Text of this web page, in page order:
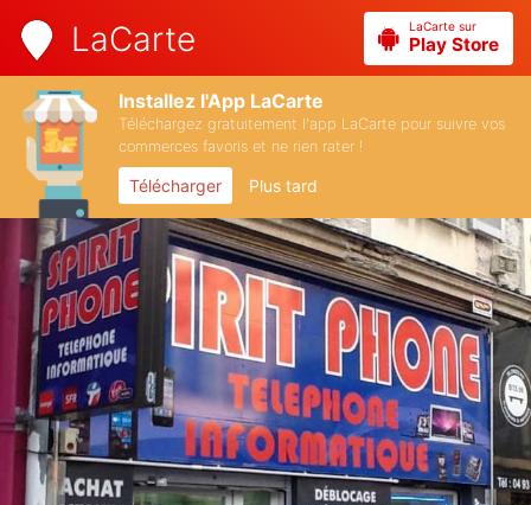
LaCarte LaCarte sur
Play Store
Installez l'App LaCarte
Téléchargez gratuitement l'app LaCarte pour suivre vos
commerces favoris et ne rien rater !
Télécharger Plus tard